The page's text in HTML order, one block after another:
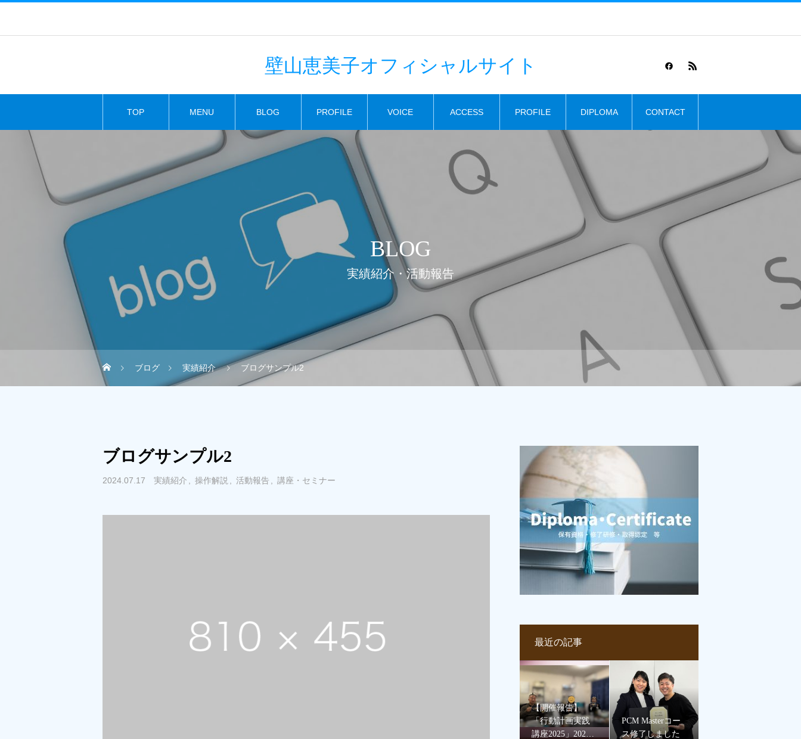
壁山恵美子オフィシャルサイト
TOP MENU BLOG PROFILE VOICE ACCESS PROFILE DIPLOMA CONTACT
BLOG
実績紹介・活動報告
ブログ 実績紹介 ブログサンプル2
ブログサンプル2
2024.07.17 実績紹介 操作解説 活動報告 講座・セミナー
最近の記事
【開催報告】
「行動計画実践
講座2025」2024
PCM Masterコー
ス修了しました